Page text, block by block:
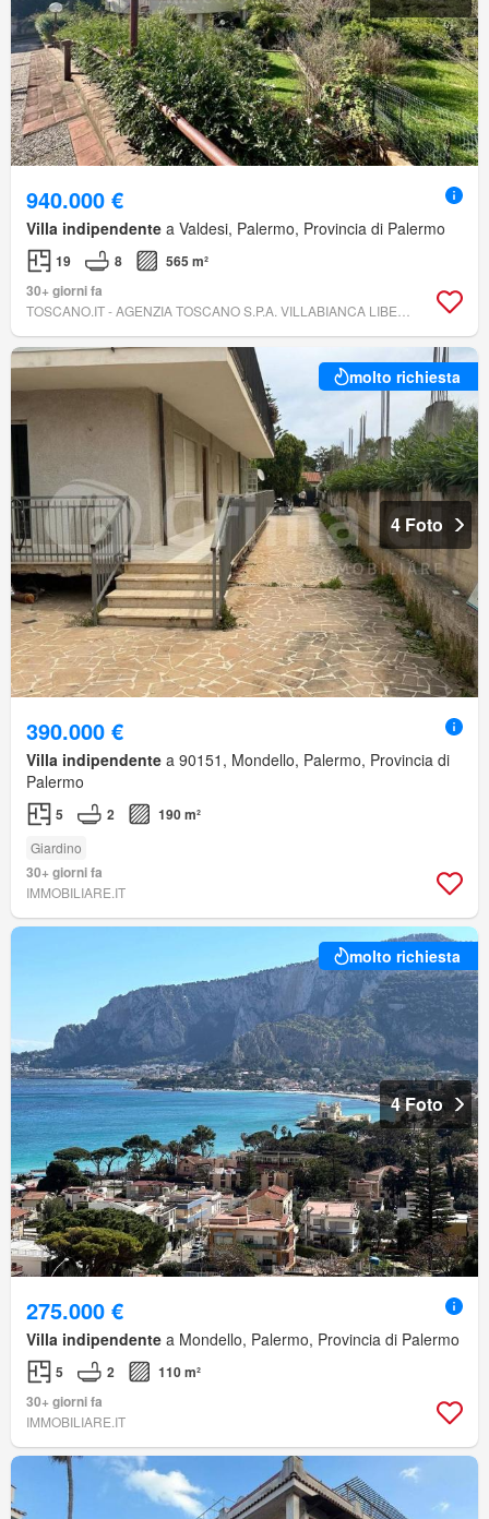
940.000 €
Villa indipendente a Valdesi, Palermo, Provincia di Palermo
19 8
565 m²
30+ giorni fa
molto richiesta
4 Foto
390.000 €
Villa indipendente a 90151, Mondello, Palermo, Provincia di
Palermo
5 2 190 m²
Giardino
30+ giorni fa
IMMOBILIARE.IT
molto richiesta
4 Foto
275.000 €
Villa indipendente a Mondello, Palermo, Provincia di Palermo
5 2
110 m²
30+ giorni fa
IMMOBILIARE.IT